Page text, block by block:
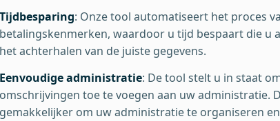
Tijdbesparing: Onze tool automatiseert het proces
betalingskenmerken, waardoor u tijd bespaart die u
het achterhalen van de juiste gegevens.
Eenvoudige administratie: De tool stelt u in staat
omschrijvingen toe te voegen aan uw administratie.
gemakkelijker om uw administratie te organiseren